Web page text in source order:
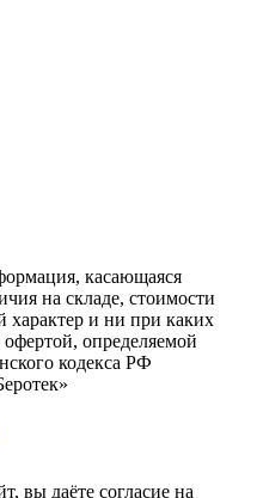
касающаяся
на складе, стоимости
и ни при каких
определяемой
кодекса РФ
вы даёте согласие на